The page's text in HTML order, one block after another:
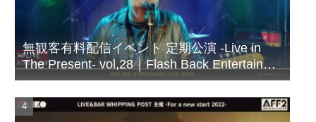
無観客有料配信イベント 定期公演 -Live in
The Present- vol,28｜Flash Back Entertainer
シズビシャス｜北九州 LIVE＆BAR
WHIPPING POST